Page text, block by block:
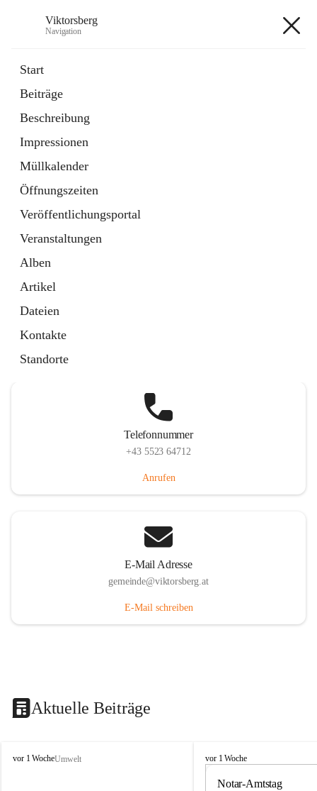
Viktorsberg
Navigation
Start
Beiträge
Beschreibung
Impressionen
Müllkalender
Öffnungszeiten
Veröffentlichungsportal
Veranstaltungen
Alben
Artikel
Dateien
Kontakte
Standorte
1 Schnellzugriff
Bürgerservice
10 Schnellzugriffe
Telefonnummer
+43 5523 64712
Anrufen
E-Mail Adresse
gemeinde@viktorsberg.at
E-Mail schreiben
Aktuelle Beiträge
V
vor 1 WocheUmwelt
V
vor 1 Woche
Notar-Amtstag